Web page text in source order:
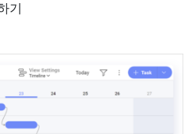
기